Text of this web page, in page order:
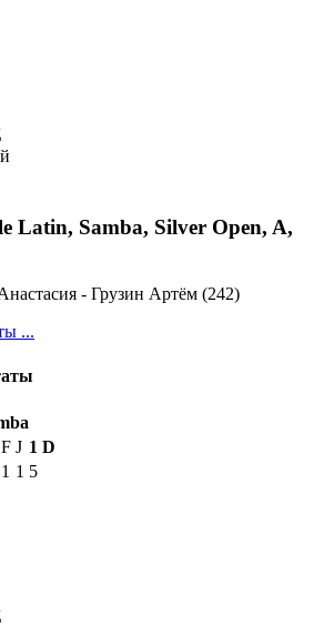
Latin, Samba, Silver Open, A,
- Грузин Артём (242)
...
F J 1 D
1 1 5